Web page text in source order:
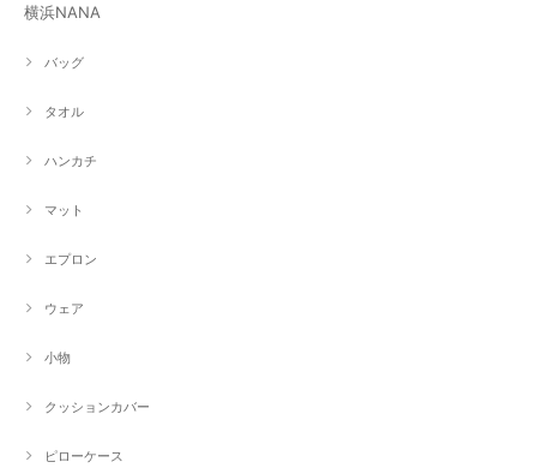
横浜NANA
バッグ
タオル
ハンカチ
マット
エプロン
ウェア
小物
クッションカバー
ピローケース